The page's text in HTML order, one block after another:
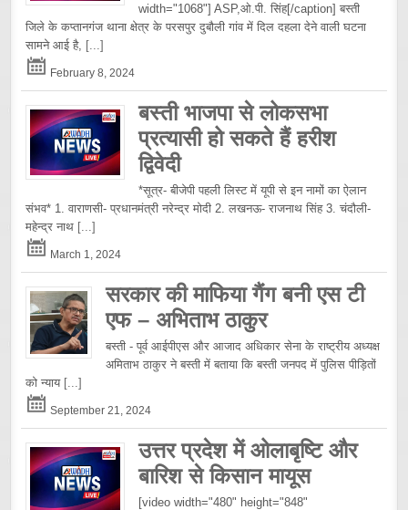
width="1068"] ASP,ओ.पी. सिंह[/caption] बस्ती
जिले के कप्तानगंज थाना क्षेत्र के परसपुर दुबौली गांव में दिल दहला देने वाली घटना
सामने आई है, [...]
February 8, 2024
बस्ती भाजपा से लोकसभा
प्रत्यासी हो सकते हैं हरीश
द्विवेदी
*सूत्र- बीजेपी पहली लिस्ट में यूपी से इन नामों का ऐलान
संभव* 1. वाराणसी- प्रधानमंत्री नरेन्द्र मोदी 2. लखनऊ- राजनाथ सिंह 3. चंदौली-
महेन्द्र नाथ [...]
March 1, 2024
सरकार की माफिया गैंग बनी एस टी
एफ – अभिताभ ठाकुर
बस्ती - पूर्व आईपीएस और आजाद अधिकार सेना के राष्ट्रीय अध्यक्ष
अमिताभ ठाकुर ने बस्ती में बताया कि बस्ती जनपद में पुलिस पीड़ितों
को न्याय [...]
September 21, 2024
उत्तर प्रदेश में ओलाबृष्टि और
बारिश से किसान मायूस
[video width="480" height="848"